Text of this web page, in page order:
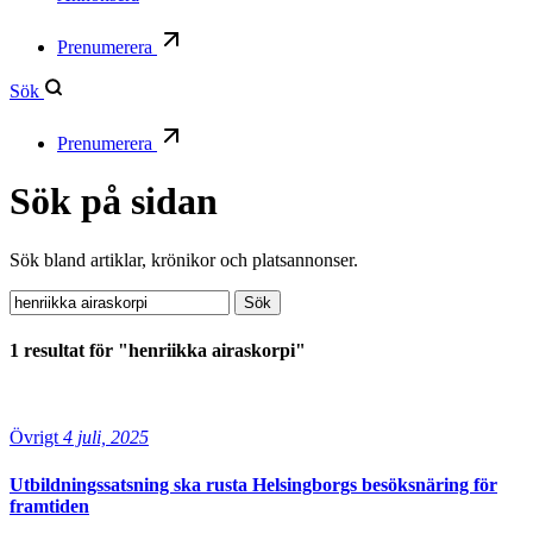
Prenumerera
Sök
Prenumerera
Sök på sidan
Sök bland artiklar, krönikor och platsannonser.
Sök:
Sök
1 resultat för "henriikka airaskorpi"
Övrigt 4 juli, 2025
Utbildningssatsning ska rusta Helsingborgs besöksnäring för
framtiden